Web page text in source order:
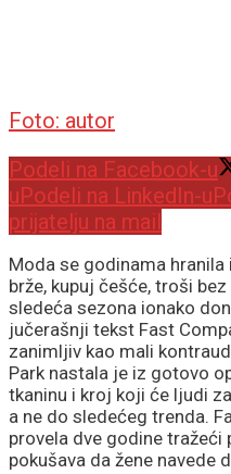
Foto: autor
Podeli na Facebook-u
uPodeli na LinkedIn-u
prijatelju na mail
Moda se godinama
brže, kupuj češće, troši
sledeća sezona ionako
jučerašnji tekst Fast
zanimljiv kao mali
Park nastala je iz gotovo
tkaninu i kroj koji će ljudi
a ne do sledećeg trenda.
provela dve godine tražeći
pokušava da žene navede